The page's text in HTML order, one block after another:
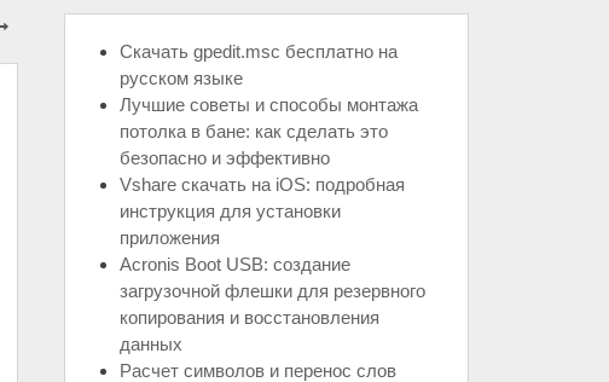
Скачать gpedit.msc бесплатно на
русском языке
Лучшие советы и способы монтажа
потолка в бане: как сделать это
безопасно и эффективно
Vshare скачать на iOS: подробная
инструкция для установки
приложения
Acronis Boot USB: создание
загрузочной флешки для резервного
копирования и восстановления
данных
Расчет символов и перенос слов